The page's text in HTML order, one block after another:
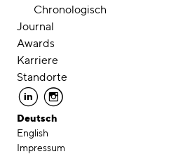
Chronologisch
Journal
Awards
Karriere
Standorte
linkedin instagram
Deutsch
English
Impressum